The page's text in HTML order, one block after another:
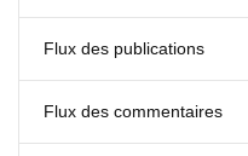
Flux des publications
Flux des commentaires